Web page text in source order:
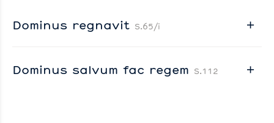
Dominus regnavit S.65/i
Dominus salvum fac regem S.112